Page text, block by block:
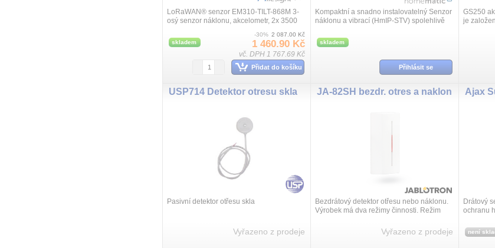
LoRaWAN® senzor EM310-TILT-868M 3-
osý senzor náklonu, akcelometr, 2x 3500
skladem
-30% 2 087.00 Kč
1 460.90 Kč
vč. DPH 1 767.69 Kč
Přidat do košíku
Kompaktní a snadno instalovatelný Senzor
náklonu a vibrací (HmIP-STV) spolehlivě
objektu, jeho pohyb a působící otřesy. T...
skladem
Přihlásit se
GS250
je
polohy.
USP714 Detektor otresu skla
Pasivní detektor otřesu skla
Vyřazeno z prodeje
JA-82SH bezdr. otres a naklon
Bezdrátový detektor otřesu nebo náklonu.
Výrobek má dva režimy činnosti. Režim
lehkých příček apod. může indikovat p...
Vyřazeno z prodeje
Drátový
ochranu
o vrtání
není